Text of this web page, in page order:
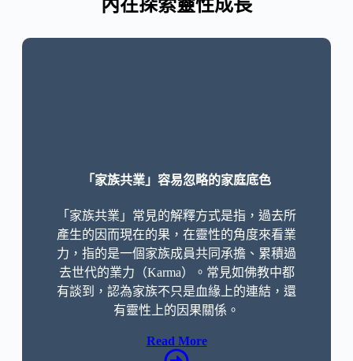
內在探索靈性成長
「家族共業」容易忽略的家庭底色
「家族共業」常見的解釋方式是指，過去所
產生的因而現在的果，在靈性的角度來看業
力，指的是一個家族成員共同承擔、累積過
去世代的業力（Karma）。常見如佛教中都
有談到，認為家族不只是血緣上的連結，還
有靈性上的因果關係。
Read More